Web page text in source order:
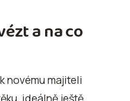
a na co
novému majiteli
ideálně ještě